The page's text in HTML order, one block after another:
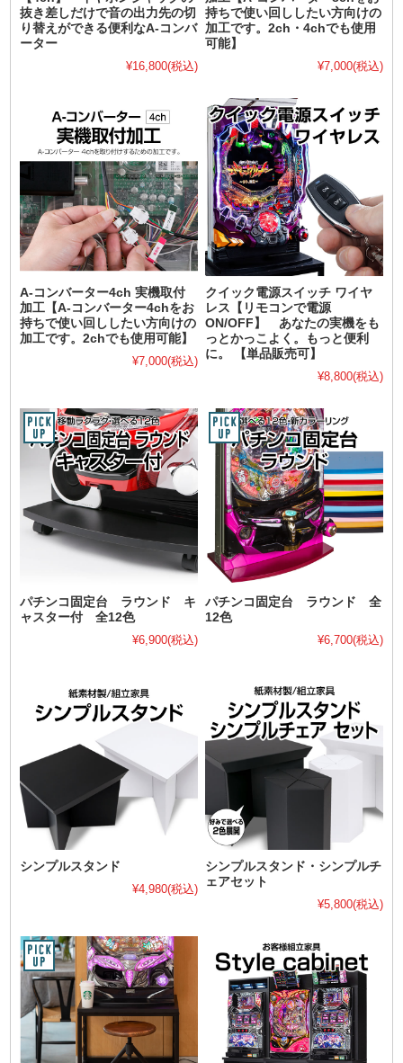
抜き差しだけで音の出力先の切
り替えができる便利なA-コンバ
ーター
¥16,800(税込)
持ちで使い回ししたい方向けの
加工です。2ch・4chでも使用
可能】
¥7,000(税込)
A-コンバーター4ch 実機取付
加工【A-コンバーター4chをお
持ちで使い回ししたい方向けの
加工です。2chでも使用可能】
¥7,000(税込)
クイック電源スイッチ ワイヤ
レス【リモコンで電源
ON/OFF】 あなたの実機をも
っとかっこよく。もっと便利
に。 【単品販売可】
¥8,800(税込)
パチンコ固定台 ラウンド キ
ャスター付 全12色
¥6,900(税込)
パチンコ固定台 ラウンド 全
12色
¥6,700(税込)
シンプルスタンド
¥4,980(税込)
シンプルスタンド・シンプルチ
ェアセット
¥5,800(税込)